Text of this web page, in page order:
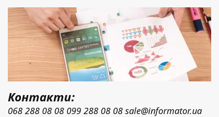
Контакти:
068 288 08 08 099 288 08 08 sale@informator.ua